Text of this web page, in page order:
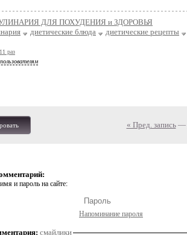
ДЛЯ ПОХУДЕНИЯ и ЗДОРОВЬЯ
диетические блюда диетические рецепты
11 раз
« Пред. запись—
и пароль на сайте:
Напоминание пароля
смайлики